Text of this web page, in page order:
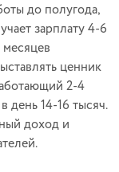
до полугода,
зарплату 4-6
ценник
2-4
день 14-16 тысяч.
доход и